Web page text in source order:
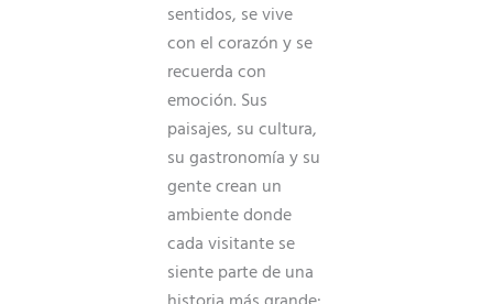
sentidos, se vive
con el corazón y se
recuerda con
emoción. Sus
paisajes, su cultura,
su gastronomía y su
gente crean un
ambiente donde
cada visitante se
siente parte de una